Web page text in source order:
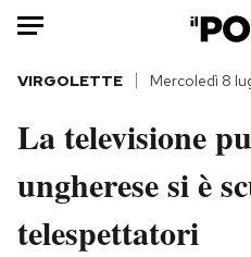
HOME
Italia
Politica
VIRGOLETTE Mercoledì 8
La televisione
ungherese si è
telespettatori